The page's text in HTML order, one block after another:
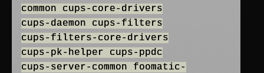
common cups-core-drivers
cups-daemon cups-filters
cups-filters-core-drivers
cups-pk-helper cups-ppdc
cups-server-common foomatic-